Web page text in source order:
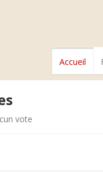
Accueil
vote